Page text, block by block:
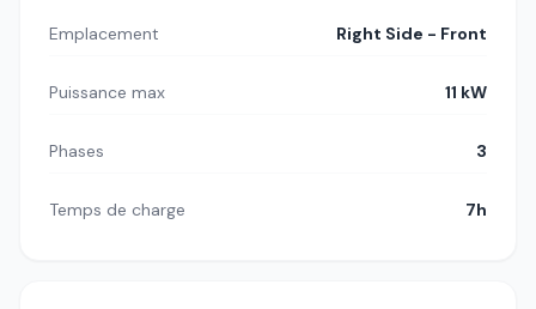
Emplacement Right Side - Front
Puissance max 11 kW
Phases 3
Temps de charge 7h